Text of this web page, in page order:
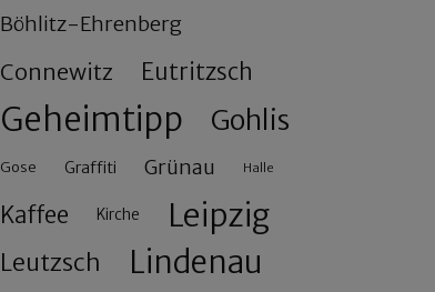
Böhlitz-Ehrenberg
Connewitz Eutritzsch
Geheimtipp Gohlis
Gose Graffiti Grünau Halle
Kaffee Kirche Leipzig
Leutzsch Lindenau